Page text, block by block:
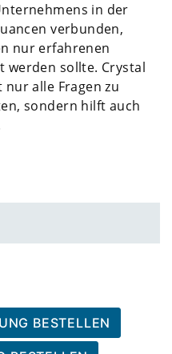
in der
verbunden,
nur erfahrenen
werden sollte. Crystal
alle Fragen zu
sondern hilft auch
BESTELLEN